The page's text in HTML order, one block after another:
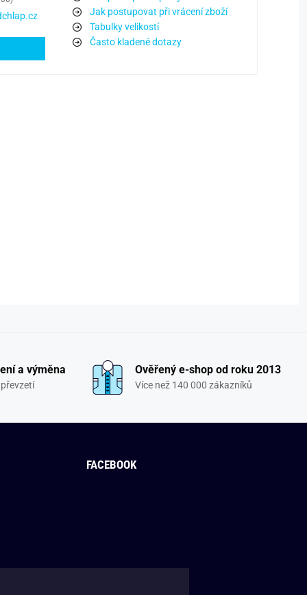
Jak postupovat při vrácení zboží
Tabulky velikostí
Často kladené dotazy
a výměna Ověřený e-shop od roku 2013
Více než 140 000 zákazníků
FACEBOOK